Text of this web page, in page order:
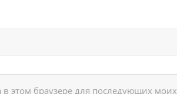
этом браузере для последующих моих